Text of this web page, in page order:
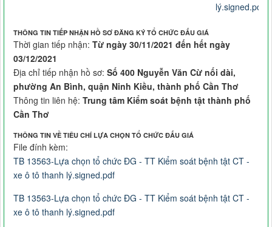
lý.signed.pdf
THÔNG TIN TIẾP NHẬN HỒ SƠ ĐĂNG KÝ TỔ CHỨC ĐẤU GIÁ
Thời gian tiếp nhận: Từ ngày 30/11/2021 đến hết ngày
03/12/2021
Địa chỉ tiếp nhận hồ sơ: Số 400 Nguyễn Văn Cừ nối dài,
phường An Bình, quận Ninh Kiều, thành phố Cần Thơ
Thông tin liên hệ: Trung tâm Kiểm soát bệnh tật thành phố
Cần Thơ
THÔNG TIN VỀ TIÊU CHÍ LỰA CHỌN TỔ CHỨC ĐẤU GIÁ
File đính kèm:
TB 13563-Lựa chọn tổ chức ĐG - TT Kiểm soát bệnh tật CT -
xe ô tô thanh lý.signed.pdf
TB 13563-Lựa chọn tổ chức ĐG - TT Kiểm soát bệnh tật CT -
xe ô tô thanh lý.signed.pdf